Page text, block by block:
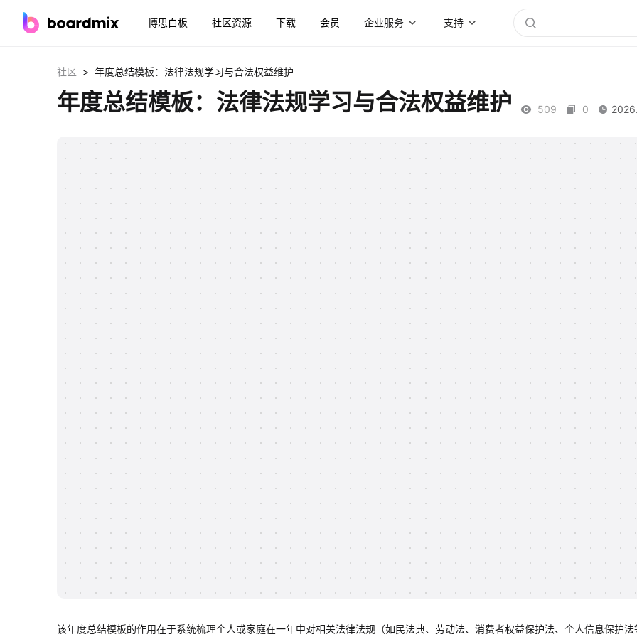
博思白板 社区资源 下载 会员 企业服务 支持
社区 > 年度总结模板：法律法规学习与合法权益维护
年度总结模板：法律法规学习与合法权益维护 509 0
该年度总结模板的作用在于系统梳理个人或家庭在一年中对相关法律法规（如民法典、劳动法、消费者权益保护法、个人信息保护法